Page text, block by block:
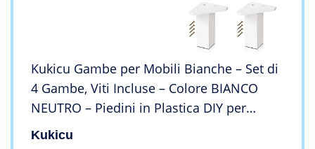
Kukicu Gambe per Mobili Bianche – Set di
4 Gambe, Viti Incluse – Colore BIANCO
NEUTRO – Piedini in Plastica DIY per
Tavolini, Mobili, Armadi, Scaffali – (10 cm)
Kukicu